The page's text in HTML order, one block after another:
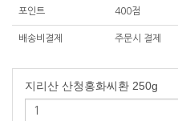
포인트 400점
배송비결제 주문시 결제
지리산 산청홍화씨환 250g